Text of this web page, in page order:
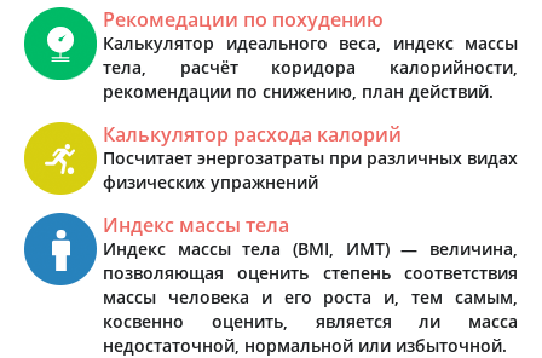
Рекомедации по похудению
Калькулятор идеального веса, индекс массы
тела, расчёт коридора калорийности,
рекомендации по снижению, план действий.
Калькулятор расхода калорий
Посчитает энергозатраты при различных видах
физических упражнений
Индекс массы тела
Индекс массы тела (BMI, ИМТ) — величина,
позволяющая оценить степень соответствия
массы человека и его роста и, тем самым,
косвенно оценить, является ли масса
недостаточной, нормальной или избыточной.